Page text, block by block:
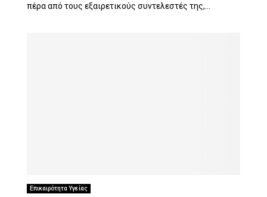
πέρα από τους εξαιρετικούς συντελεστές της,...
Επικαιρότητα Υγείας